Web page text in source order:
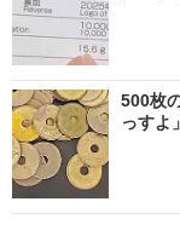
500枚
っすよ